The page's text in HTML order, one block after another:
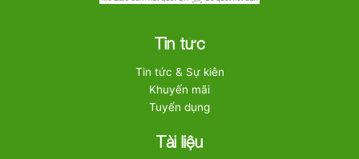
Tin tức
Tin tức & Sự kiên
Khuyến mãi
Tuyển dụng
Tài liệu